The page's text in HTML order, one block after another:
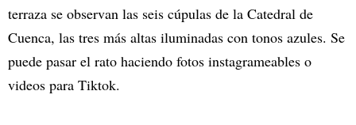
terraza se observan las seis cúpulas de la Catedral de
Cuenca, las tres más altas iluminadas con tonos azules. Se
puede pasar el rato haciendo fotos instagrameables o
videos para Tiktok.